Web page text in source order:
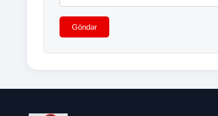
Göndər